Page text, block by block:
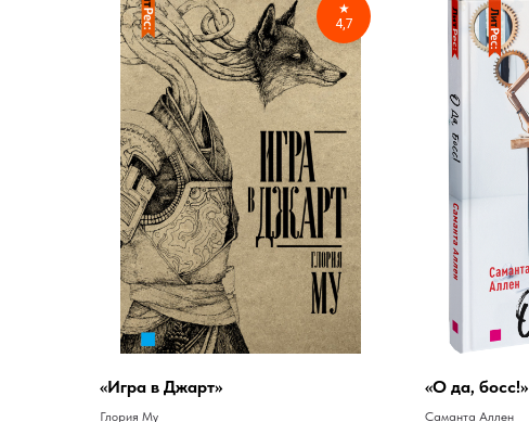
★
4,7
«Игра в Джарт»
Глория Му
«О да, босс!»
Саманта Аллен